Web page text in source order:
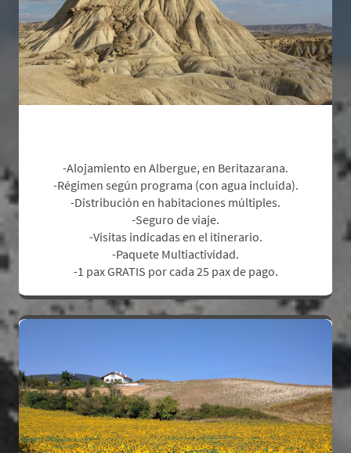
-Alojamiento en Albergue, en Beritazarana.
-Régimen según programa (con agua incluida).
-Distribución en habitaciones múltiples.
-Seguro de viaje.
-Visitas indicadas en el itinerario.
-Paquete Multiactividad.
-1 pax GRATIS por cada 25 pax de pago.